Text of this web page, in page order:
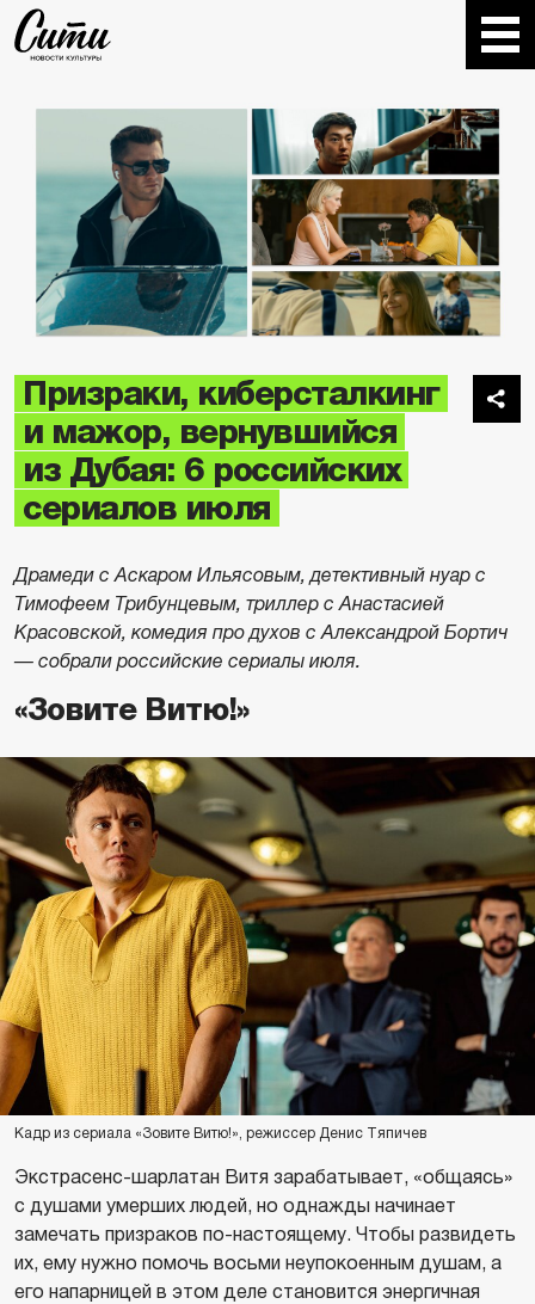
Призраки, киберсталкинг
и мажор, вернувшийся
из Дубая: 6 российских
сериалов июля
Драмеди с Аскаром Ильясовым, детективный нуар с
Тимофеем Трибунцевым, триллер с Анастасией
Красовской, комедия про духов с Александрой Бортич
— собрали российские сериалы июля.
«Зовите Витю!»
Кадр из сериала «Зовите Витю!», режиссер Денис Тяпичев
Экстрасенс-шарлатан Витя зарабатывает, «общаясь»
с душами умерших людей, но однажды начинает
замечать призраков по-настоящему. Чтобы развидеть
их, ему нужно помочь восьми неупокоенным душам, а
его напарницей в этом деле становится энергичная